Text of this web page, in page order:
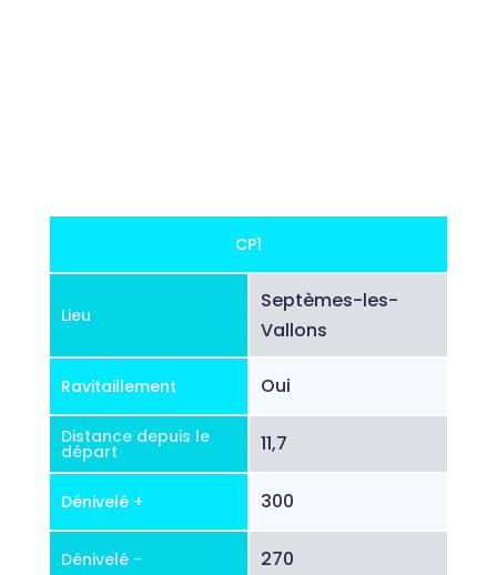
CP1
Lieu
Septèmes-les-
Vallons
Ravitaillement Oui
Distance depuis le
départ 11,7
Dénivelé + 300
Dénivelé - 270